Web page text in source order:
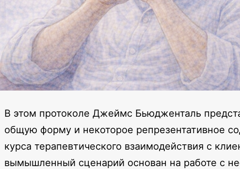
В этом протоколе Джеймс Бьюдженталь
общую форму и некоторое репрезентативное
курса терапевтического взаимодействия с
вымышленный сценарий основан на работе с